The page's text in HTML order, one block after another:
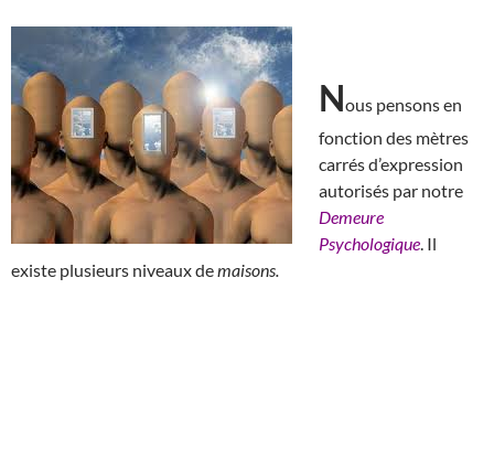
Nous pensons en
fonction des mètres
carrés d’expression
autorisés par notre
Demeure
Psychologique . Il
existe plusieurs niveaux demaisons.